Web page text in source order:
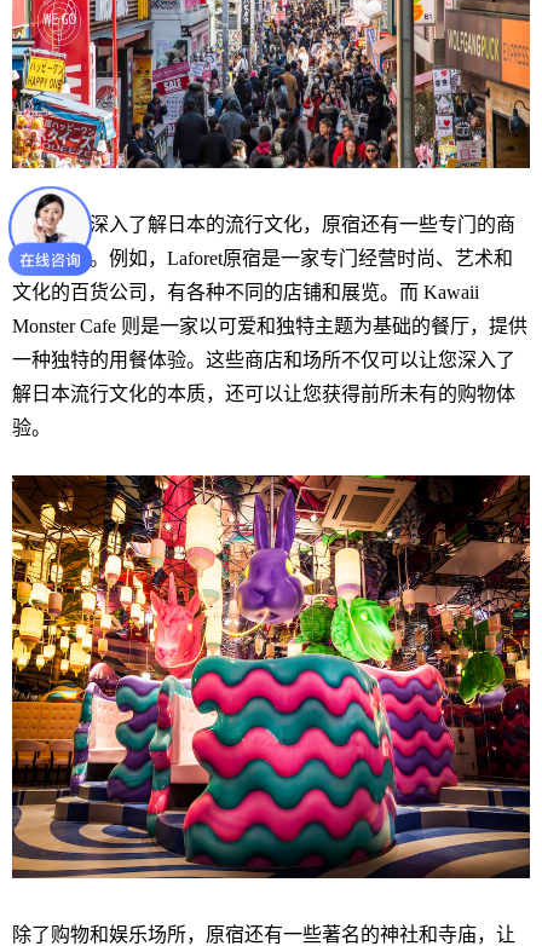
如果您想深入了解日本的流行文化，原宿还有一些专门的商
店和场所。例如，Laforet原宿是一家专门经营时尚、艺术和
文化的百货公司，有各种不同的店铺和展览。而 Kawaii
Monster Cafe 则是一家以可爱和独特主题为基础的餐厅，提供
一种独特的用餐体验。这些商店和场所不仅可以让您深入了
解日本流行文化的本质，还可以让您获得前所未有的购物体
验。
除了购物和娱乐场所，原宿还有一些著名的神社和寺庙，让